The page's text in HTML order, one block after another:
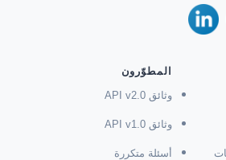
المطوّرون
وثائق API v2.0
وثائق API v1.0
أسئلة متكررة